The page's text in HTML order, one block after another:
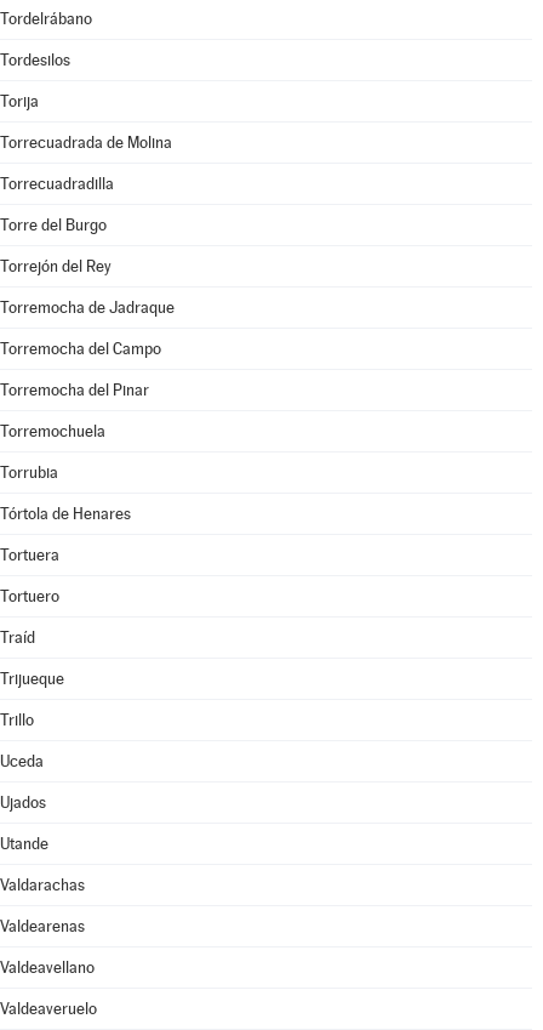
Tordelrábano
Tordesilos
Torija
Torrecuadrada de Molina
Torrecuadradilla
Torre del Burgo
Torrejón del Rey
Torremocha de Jadraque
Torremocha del Campo
Torremocha del Pinar
Torremochuela
Torrubia
Tórtola de Henares
Tortuera
Tortuero
Traíd
Trijueque
Trillo
Uceda
Ujados
Utande
Valdarachas
Valdearenas
Valdeavellano
Valdeaveruelo